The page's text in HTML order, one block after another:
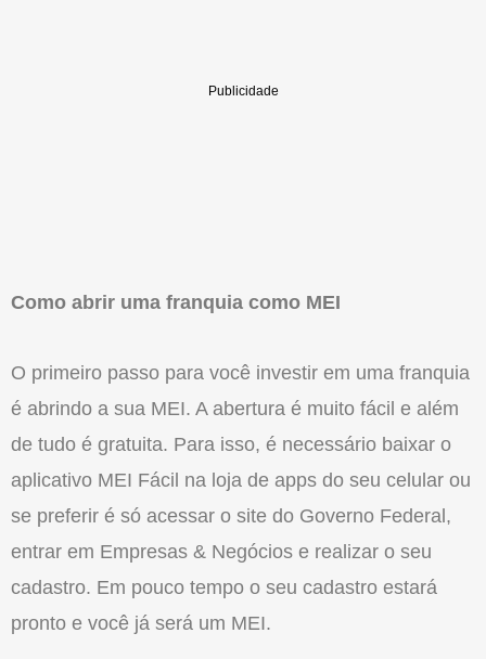
Como abrir uma franquia como MEI
O primeiro passo para você investir em uma franquia
é abrindo a sua MEI. A abertura é muito fácil e além
de tudo é gratuita. Para isso, é necessário baixar o
aplicativo MEI Fácil na loja de apps do seu celular ou
se preferir é só acessar o site do Governo Federal,
entrar em Empresas & Negócios e realizar o seu
cadastro. Em pouco tempo o seu cadastro estará
pronto e você já será um MEI.